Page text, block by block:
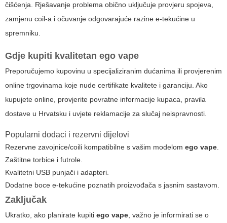
čišćenja. Rješavanje problema obično uključuje provjeru spojeva,
zamjenu coil-a i očuvanje odgovarajuće razine e-tekućine u
spremniku.
Gdje kupiti kvalitetan ego vape
Preporučujemo kupovinu u specijaliziranim dućanima ili provjerenim
online trgovinama koje nude certifikate kvalitete i garanciju. Ako
kupujete online, provjerite povratne informacije kupaca, pravila
dostave u Hrvatsku i uvjete reklamacije za slučaj neispravnosti.
Popularni dodaci i rezervni dijelovi
Rezervne zavojnice/coili kompatibilne s vašim modelom ego vape.
Zaštitne torbice i futrole.
Kvalitetni USB punjači i adapteri.
Dodatne boce e-tekućine poznatih proizvođača s jasnim sastavom.
Zaključak
Ukratko, ako planirate kupiti ego vape, važno je informirati se o